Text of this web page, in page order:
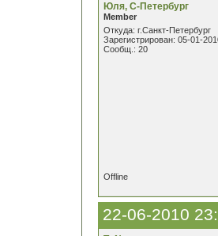
Юля, С-Петербург
Member
Откуда: г.Санкт-Петербург
Зарегистрирован: 05-01-
Сообщ.: 20
Offline
22-06-2010